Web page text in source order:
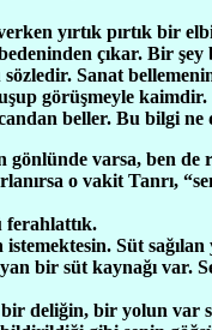
yırtık pırtık bir
çıkar. Bir
Sanat
görüşmeyle
beller. Bu bilgi ne
gönlünde varsa, ben
o vakit Tanrı,
ferahlattık.
istemektesin. Süt
bir süt kaynağı var.
bir deliğin, bir yolun var